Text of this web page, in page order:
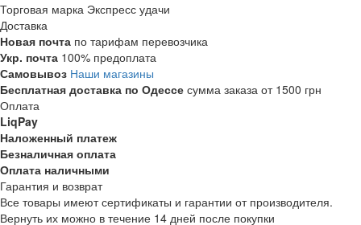
Торговая марка Экспресс удачи
Доставка
Новая почта по тарифам перевозчика
Укр. почта 100% предоплата
Самовывоз Наши магазины
Бесплатная доставка по Одессе сумма заказа от 1500 грн
Оплата
LiqPay
Наложенный платеж
Безналичная оплата
Оплата наличными
Гарантия и возврат
Все товары имеют сертификаты и гарантии от производителя.
Вернуть их можно в течение 14 дней после покупки